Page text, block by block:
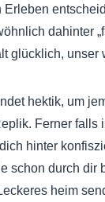
dahinter
glücklich, unser
hektik, um
Ferner falls
hinter
schon durch dir
heim